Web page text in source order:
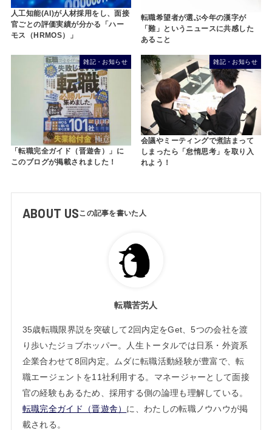
人工知能(AI)が人材採用をし、面接
官ごとの評価実績が分かる「ハー
モス（HRMOS）」
転職希望者が選ぶ今年の漢字が
「難」というニュースに共感した
あること
雑記・お知らせ
「転職完全ガイド（晋遊舎）」に
このブログが掲載されました！
雑記・お知らせ
会議やミーティングで煮詰まって
しまったら「怠惰思考」を取り入
れよう！
ABOUT US
転職苦労人
35歳転職限界説を突破して2回内定をGet、5つの会社を渡
り歩いたジョブホッパー。人生トータルでは日系・外資系
企業合わせて8回内定。ムダに転職活動経験が豊富で、転
職エージェントを11社利用する。マネージャーとして面接
官の経験もあるため、採用する側の論理も理解している。
転職完全ガイド（晋遊舎） に、わたしの転職ノウハウが掲
載される。